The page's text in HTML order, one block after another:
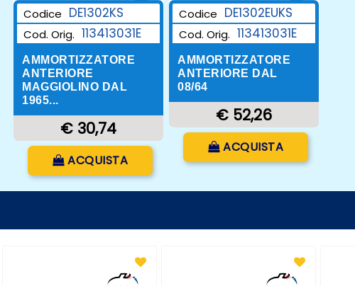
Codice DE1302KS
Cod. Orig. 113413031E
AMMORTIZZATORE
ANTERIORE
MAGGIOLINO DAL
1965...
€ 30,74
Quantità
ACQUISTA
Codice DE1302EUKS
Cod. Orig. 113413031E
AMMORTIZZATORE
ANTERIORE DAL
08/64
€ 52,26
Quantità
ACQUISTA